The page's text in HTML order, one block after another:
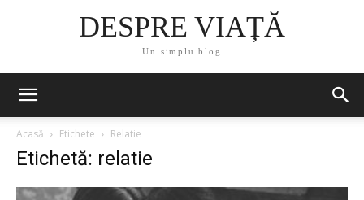
DESPRE VIAȚĂ
Un simplu blog
Acasă Etichete Relatie
Etichetă: relatie